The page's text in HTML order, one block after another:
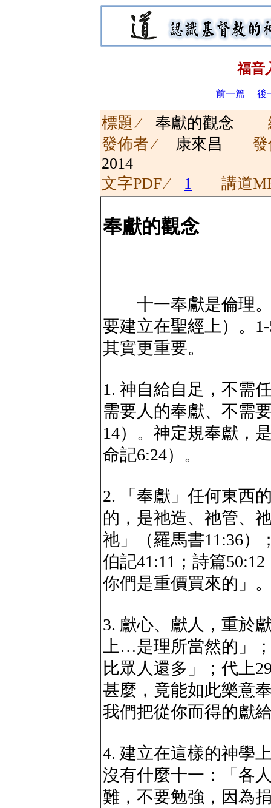
福音
前一篇 後
標題 ∕奉獻的觀念
發佈者 ∕
康來昌
2014
文字PDF ∕ 1 講道
奉獻的觀念
十一奉獻是倫理。
要建立在聖經上）。
其實更重要。
1. 神自給自足，不需
需要人的奉獻、不需
14）。神定規奉獻，
命記6:24）。
2. 「奉獻」任何東西
的，是祂造、祂管、
祂」（羅馬書11:36）
伯記41:11；詩篇
你們是重價買來的」
3. 獻心、獻人，重於
上…是理所當然的」
比眾人還多」；代上
甚麼，竟能如此樂意
我們把從你而得的獻
4. 建立在這樣的神學
沒有什麼十一：「各
難，不要勉強，因為